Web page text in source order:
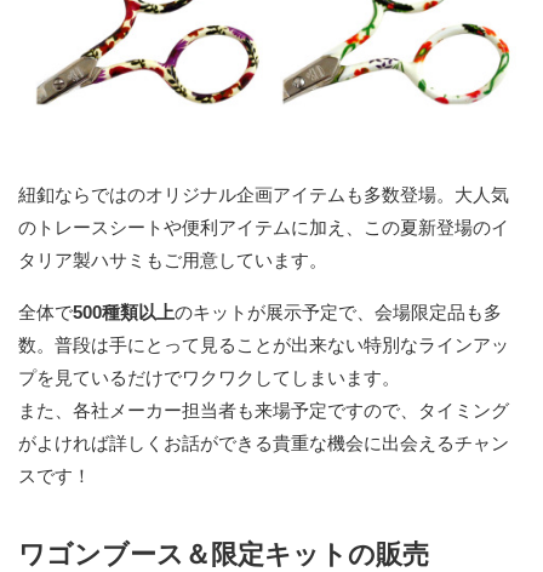
紐釦ならではのオリジナル企画アイテムも多数登場。大人気
のトレースシートや便利アイテムに加え、この夏新登場のイ
タリア製ハサミもご用意しています。
全体で500種類以上のキットが展示予定で、会場限定品も多
数。普段は手にとって見ることが出来ない特別なラインアッ
プを見ているだけでワクワクしてしまいます。
また、各社メーカー担当者も来場予定ですので、タイミング
がよければ詳しくお話ができる貴重な機会に出会えるチャン
スです！
ワゴンブース＆限定キットの販売